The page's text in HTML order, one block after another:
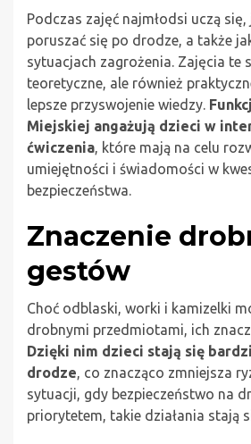
Podczas zajęć najmłodsi uczą
poruszać się po drodze, a także
sytuacjach zagrożenia. Zajęcia te
teoretyczne, ale również
lepsze przyswojenie wiedzy.
Miejskiej angażują dzieci w
ćwiczenia, które mają na celu
umiejętności i świadomości w
bezpieczeństwa.
Znaczenie
gestów
Choć odblaski, worki i kamizelki
drobnymi przedmiotami, ich
Dzięki nim dzieci stają się
drodze, co znacząco zmniejsza
sytuacji, gdy bezpieczeństwo na
priorytetem, takie działania stają